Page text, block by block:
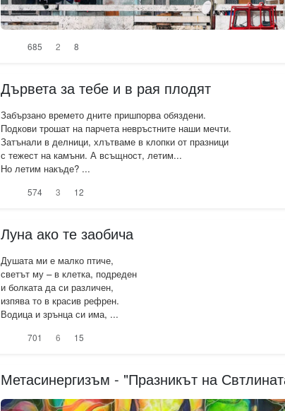
685 2 8
Дървета за тебе и в рая плодят
Забързано времето дните пришпорва обяздени.
Подкови трошат на парчета невръстните наши мечти.
Затънали в делници, хлътваме в клопки от празници
с тежест на камъни. А всъщност, летим...
Но летим накъде? ...
574 3 12
Луна ако те заобича
Душата ми е малко птиче,
светът му – в клетка, подреден
и болката да си различен,
изпява то в красив рефрен.
Водица и зрънца си има, ...
701 6 15
Метасинергизъм - "Празникът на